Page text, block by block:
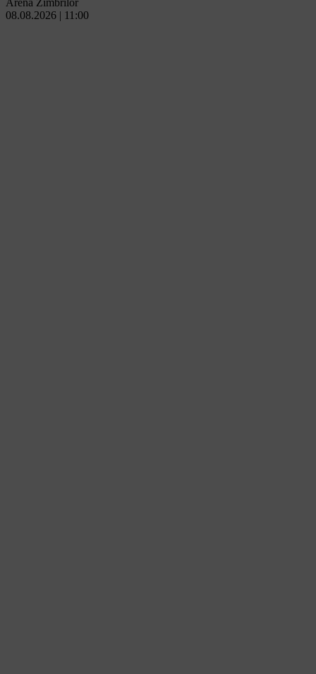
08.08.2026 | 11:00